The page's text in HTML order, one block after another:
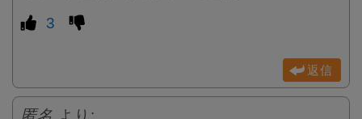
3
返信
匿名 より: